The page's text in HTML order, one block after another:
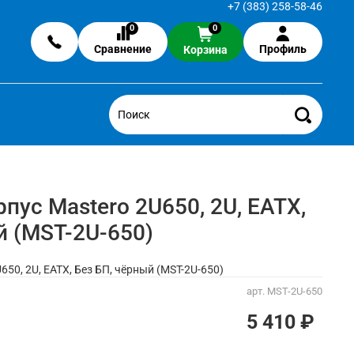
+7 (383) 258-58-46
0
Сравнение
0
Корзина Профиль
арт. MST-2U-650
Mastero 2U650, 2U, EATX,
2U-650)
5 410 ₽
2U, EATX, Без БП, чёрный (MST-2U-650)